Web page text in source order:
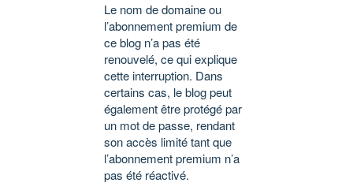
Le nom de domaine ou
l’abonnement premium de
ce blog n’a pas été
renouvelé, ce qui explique
cette interruption. Dans
certains cas, le blog peut
également être protégé par
un mot de passe, rendant
son accès limité tant que
l’abonnement premium n’a
pas été réactivé.